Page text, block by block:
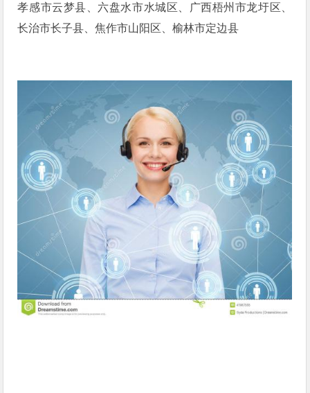
孝感市云梦县、六盘水市水城区、广西梧州市龙圩区、
长治市长子县、焦作市山阳区、榆林市定边县